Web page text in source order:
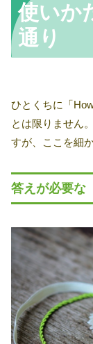
使いか
通り
ひとくちに「
とは限りません
すが、ここを細
答えが必要な